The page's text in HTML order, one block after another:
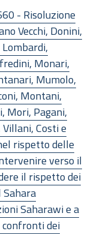
- Risoluzione
Vecchi, Donini,
Monari,
Mumolo,
Montani,
Mori, Pagani,
Costi e
rispetto delle
verso il
il rispetto dei
Saharawi e a
dei